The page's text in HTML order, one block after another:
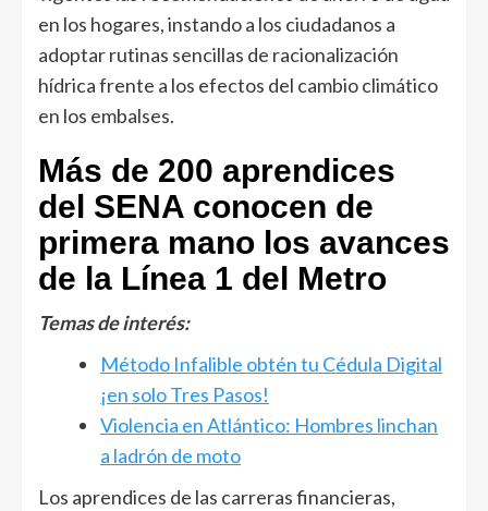
en los hogares, instando a los ciudadanos a
adoptar rutinas sencillas de racionalización
hídrica frente a los efectos del cambio climático
en los embalses.
Más de 200 aprendices
del SENA conocen de
primera mano los avances
de la Línea 1 del Metro
Temas de interés:
Método Infalible obtén tu Cédula Digital
¡en solo Tres Pasos!
Violencia en Atlántico: Hombres linchan
a ladrón de moto
Los aprendices de las carreras financieras,